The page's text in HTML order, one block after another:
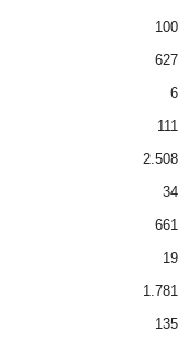
100
627
6
111
2.508
34
661
19
1.781
135